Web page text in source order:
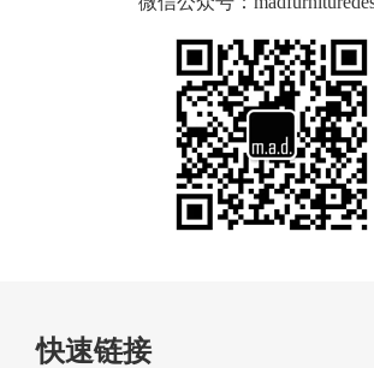
快速链接